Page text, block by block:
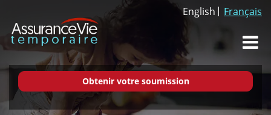
English Français